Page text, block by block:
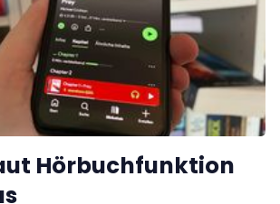
Hörbuchfunktion